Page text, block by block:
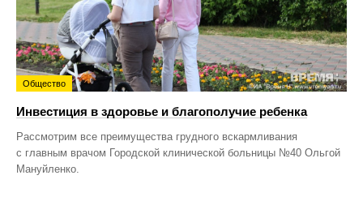
Общество
Инвестиция в здоровье и благополучие ребенка
Рассмотрим все преимущества грудного вскармливания
с главным врачом Городской клинической больницы №40 Ольгой
Мануйленко.